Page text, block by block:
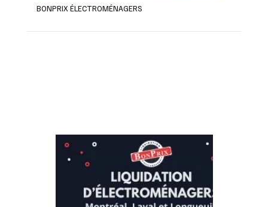
BONPRIX ÉLECTROMÉNAGERS